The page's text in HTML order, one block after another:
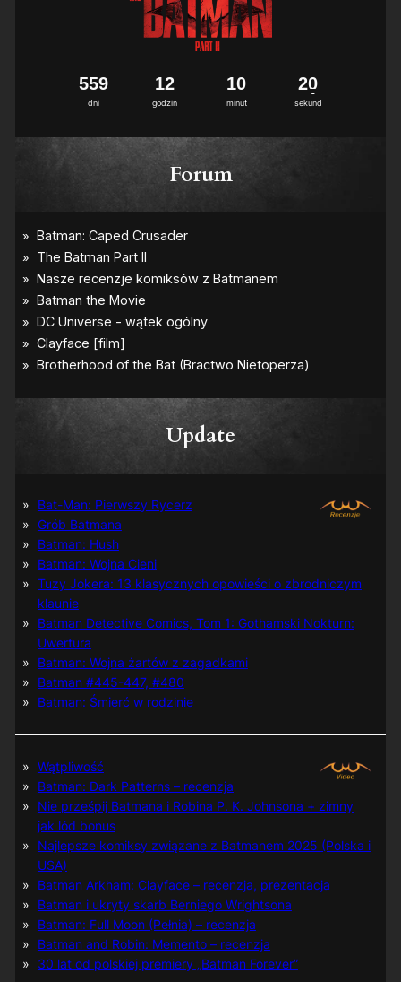
dni
559
godzin
12
minut
10
sekund
20
Forum
Update
Bat-Man: Pierwszy Rycerz
Grób Batmana
Batman: Hush
Batman: Wojna Cieni
Tuzy Jokera: 13 klasycznych opowieści o zbrodniczym
klaunie
Batman Detective Comics, Tom 1: Gothamski Nokturn:
Uwertura
Batman: Wojna żartów z zagadkami
Batman #445-447, #480
Batman: Śmierć w rodzinie
Wątpliwość
Batman: Dark Patterns – recenzja
Nie prześpij Batmana i Robina P. K. Johnsona + zimny
jak lód bonus
Najlepsze komiksy związane z Batmanem 2025 (Polska i
USA)
Batman Arkham: Clayface – recenzja, prezentacja
Batman i ukryty skarb Berniego Wrightsona
Batman: Full Moon (Pełnia) – recenzja
Batman and Robin: Memento – recenzja
30 lat od polskiej premiery „Batman Forever”